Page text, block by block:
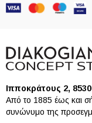
Ιπποκράτους 2,
Από το 1885 έως και
συνώνυμο της